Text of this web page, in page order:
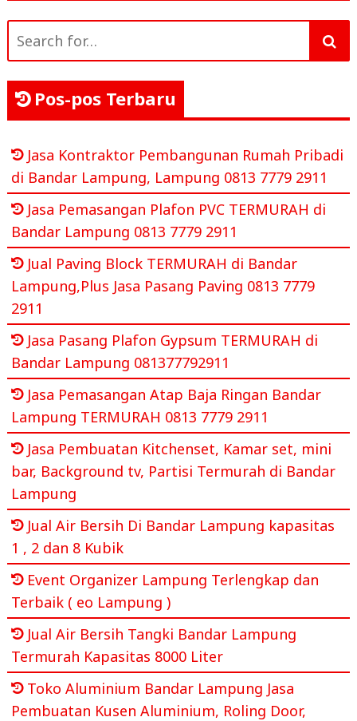
for:
Pos-pos Terbaru
Jasa Kontraktor Pembangunan Rumah Pribadi
di Bandar Lampung, Lampung 0813 7779 2911
Jasa Pemasangan Plafon PVC TERMURAH di
Bandar Lampung 0813 7779 2911
Jual Paving Block TERMURAH di Bandar
Lampung,Plus Jasa Pasang Paving 0813 7779
2911
Jasa Pasang Plafon Gypsum TERMURAH di
Bandar Lampung 081377792911
Jasa Pemasangan Atap Baja Ringan Bandar
Lampung TERMURAH 0813 7779 2911
Jasa Pembuatan Kitchenset, Kamar set, mini
bar, Background tv, Partisi Termurah di Bandar
Lampung
Jual Air Bersih Di Bandar Lampung kapasitas
1 , 2 dan 8 Kubik
Event Organizer Lampung Terlengkap dan
Terbaik ( eo Lampung )
Jual Air Bersih Tangki Bandar Lampung
Termurah Kapasitas 8000 Liter
Toko Aluminium Bandar Lampung Jasa
Pembuatan Kusen Aluminium, Roling Door,